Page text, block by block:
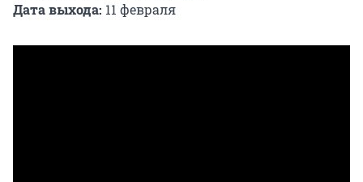
Дата выхода: 11 февраля